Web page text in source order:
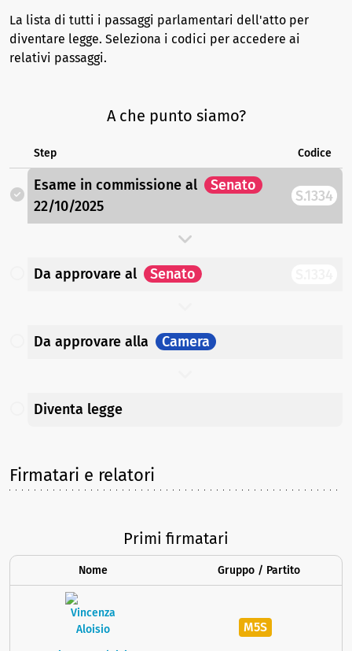
La lista di tutti i passaggi parlamentari dell'atto per
diventare legge. Seleziona i codici per accedere ai
relativi passaggi.
A che punto siamo?
Step Codice
Esame in commissione al
Senato
22/10/2025
S.1334
Da approvare al Senato
Da approvare alla Camera
Diventa legge
Firmatari e relatori
Primi firmatari
Nome Gruppo / Partito
M5S